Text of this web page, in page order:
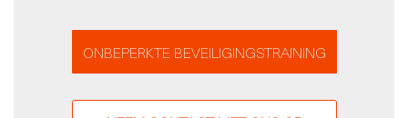
ONBEPERKTE BEVEILIGINGSTRAINING